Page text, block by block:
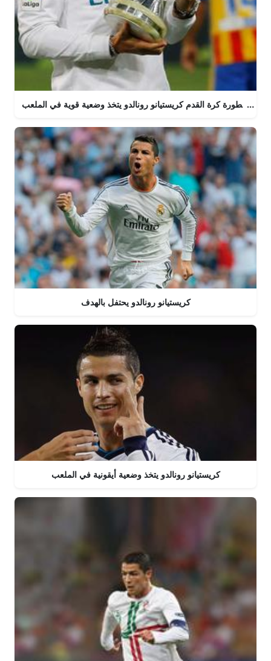
أسطورة كرة القدم كريستيانو رونالدو يتخذ وضعية قوية في الملعب
كريستيانو رونالدو يحتفل بالهدف
كريستيانو رونالدو يتخذ وضعية أيقونية في الملعب